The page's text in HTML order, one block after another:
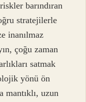
barındıran
stratejilerle
inanılmaz
çoğu zaman
satmak
yönü ön
mantıklı, uzun